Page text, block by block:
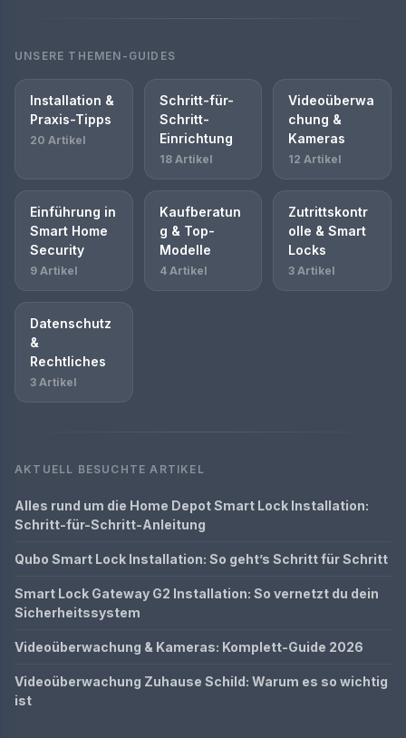
UNSERE THEMEN-GUIDES
Installation &
Praxis-Tipps
20 Artikel
Schritt-für-
Schritt-
Einrichtung
18 Artikel
Videoüberwa
chung &
Kameras
12 Artikel
Einführung in
Smart Home
Security
9 Artikel
Kaufberatun
g & Top-
Modelle
4 Artikel
Zutrittskontr
olle & Smart
Locks
3 Artikel
Datenschutz
&
Rechtliches
3 Artikel
AKTUELL BESUCHTE ARTIKEL
Alles rund um die Home Depot Smart Lock Installation:
Schritt-für-Schritt-Anleitung
Qubo Smart Lock Installation: So geht’s Schritt für Schritt
Smart Lock Gateway G2 Installation: So vernetzt du dein
Sicherheitssystem
Videoüberwachung & Kameras: Komplett-Guide 2026
Videoüberwachung Zuhause Schild: Warum es so wichtig
ist